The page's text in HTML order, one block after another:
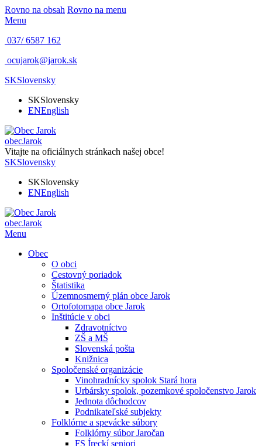
Rovno na obsah Rovno na menu
Menu
037/ 6587 162
ocujarok@jarok.sk
SKSlovensky
SKSlovensky
ENEnglish
obecJarok
Vitajte na oficiálnych stránkach našej obce!
SKSlovensky
SKSlovensky
ENEnglish
obecJarok
Menu
Obec
O obci
Cestovný poriadok
Štatistika
Územnosmerný plán obce Jarok
Ortofotomapa obce Jarok
Inštitúcie v obci
Zdravotníctvo
ZŠ a MŠ
Slovenská pošta
Knižnica
Spoločenské organizácie
Vinohradnícky spolok Stará hora
Urbársky spolok, pozemkové spoločenstvo Jarok
Jednota dôchodcov
Podnikateľské subjekty
Folklórne a spevácke súbory
Folklórny súbor Jaročan
FS Íreckí seniori